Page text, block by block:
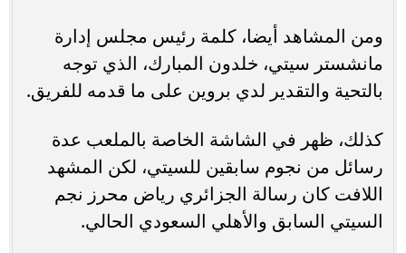
ومن المشاهد أيضا، كلمة رئيس مجلس إدارة
مانشستر سيتي، خلدون المبارك، الذي توجه
بالتحية والتقدير لدي بروين على ما قدمه للفريق.
كذلك، ظهر في الشاشة الخاصة بالملعب عدة
رسائل من نجوم سابقين للسيتي، لكن المشهد
اللافت كان رسالة الجزائري رياض محرز نجم
السيتي السابق والأهلي السعودي الحالي.